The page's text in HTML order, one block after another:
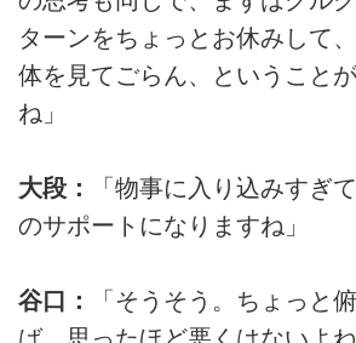
ターンをちょっとお休みして
体を見てごらん、ということ
ね」
大段：
「物事に入り込みすぎ
のサポートになりますね」
谷口：
「そうそう。ちょっと